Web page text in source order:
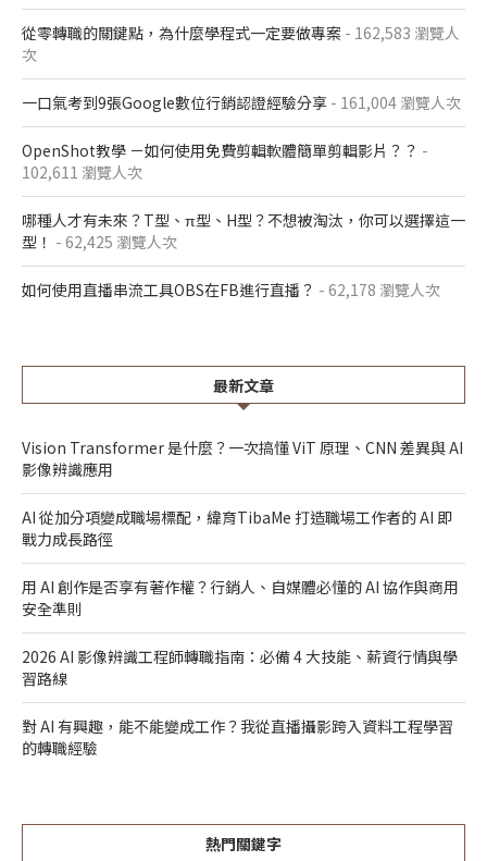
從零轉職的關鍵點，為什麼學程式一定要做專案 - 162,583 瀏覽人
次
一口氣考到9張Google數位行銷認證經驗分享 - 161,004 瀏覽人次
OpenShot教學 －如何使用免費剪輯軟體簡單剪輯影片？？ -
102,611 瀏覽人次
哪種人才有未來？T型、π型、H型？不想被淘汰，你可以選擇這一
型！ - 62,425 瀏覽人次
如何使用直播串流工具OBS在FB進行直播？ - 62,178 瀏覽人次
最新文章
Vision Transformer 是什麼？一次搞懂 ViT 原理、CNN 差異與 AI
影像辨識應用
AI 從加分項變成職場標配，緯育TibaMe 打造職場工作者的 AI 即
戰力成長路徑
用 AI 創作是否享有著作權？行銷人、自媒體必懂的 AI 協作與商用
安全準則
2026 AI 影像辨識工程師轉職指南：必備 4 大技能、薪資行情與學
習路線
對 AI 有興趣，能不能變成工作？我從直播攝影跨入資料工程學習
的轉職經驗
熱門關鍵字